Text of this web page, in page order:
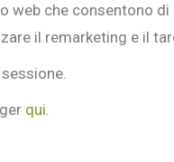
web che consentono
il remarketing e il
qui.